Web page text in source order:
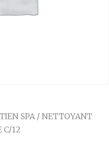
SPA/ NETTOYANT
C/12